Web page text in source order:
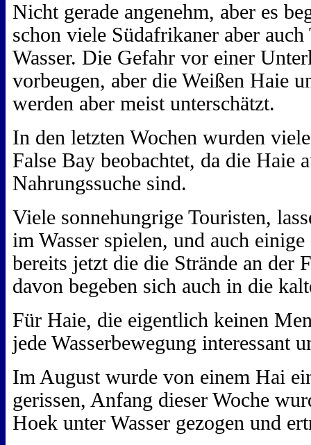
Nicht gerade angenehm, aber es
schon viele Südafrikaner aber
Wasser. Die Gefahr vor einer
vorbeugen, aber die Weißen Haie
werden aber meist unterschätzt.
In den letzten Wochen wurden
False Bay beobachtet, da die Haie
Nahrungssuche sind.
Viele sonnehungrige Touristen,
im Wasser spielen, und auch
bereits jetzt die die Strände an der
davon begeben sich auch in die
Für Haie, die eigentlich keinen
jede Wasserbewegung interessant
Im August wurde von einem Hai
gerissen, Anfang dieser Woche
Hoek unter Wasser gezogen und